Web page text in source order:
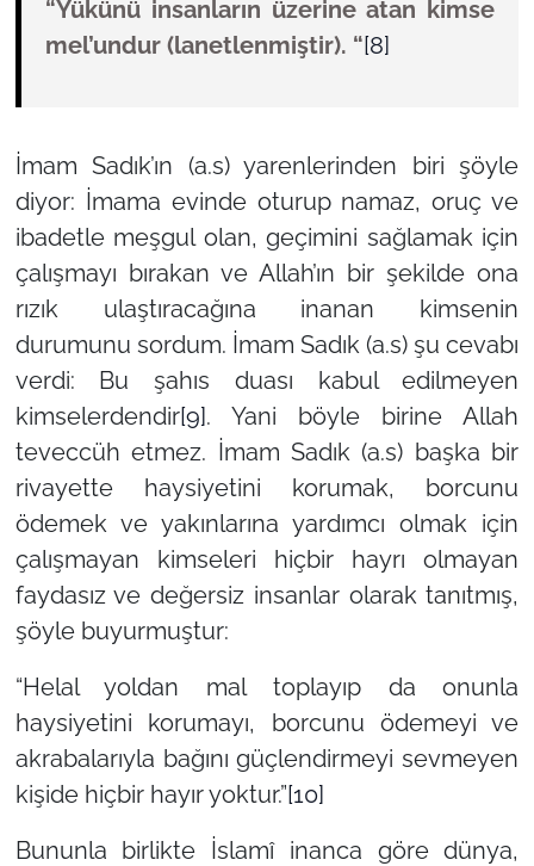
“Yükünü insanların üzerine atan kimse
mel’undur (lanetlenmiştir). “[8]
İmam Sadık’ın (a.s) yarenlerinden biri şöyle
diyor: İmama evinde oturup namaz, oruç ve
ibadetle meşgul olan, geçimini sağlamak için
çalışmayı bırakan ve Allah’ın bir şekilde ona
rızık ulaştıracağına inanan kimsenin
durumunu sordum. İmam Sadık (a.s) şu cevabı
verdi: Bu şahıs duası kabul edilmeyen
kimselerdendir[9]. Yani böyle birine Allah
teveccüh etmez. İmam Sadık (a.s) başka bir
rivayette haysiyetini korumak, borcunu
ödemek ve yakınlarına yardımcı olmak için
çalışmayan kimseleri hiçbir hayrı olmayan
faydasız ve değersiz insanlar olarak tanıtmış,
şöyle buyurmuştur:
“Helal yoldan mal toplayıp da onunla
haysiyetini korumayı, borcunu ödemeyi ve
akrabalarıyla bağını güçlendirmeyi sevmeyen
kişide hiçbir hayır yoktur.”[10]
Bununla birlikte İslamî inanca göre dünya,